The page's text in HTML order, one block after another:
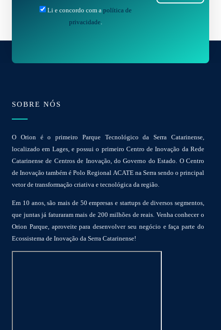
Li e concordo com a política de
privacidade.
SOBRE NÓS
O Orion é o primeiro Parque Tecnológico da Serra Catarinense,
localizado em Lages, e possui o primeiro Centro de Inovação da Rede
Catarinense de Centros de Inovação, do Governo do Estado. O Centro
de Inovação também é Polo Regional ACATE na Serra sendo o principal
vetor de transformação criativa e tecnológica da região.
Em 10 anos, são mais de 50 empresas e startups de diversos segmentos,
que juntas já faturaram mais de 200 milhões de reais. Venha conhecer o
Orion Parque, aproveite para desenvolver seu negócio e faça parte do
Ecossistema de Inovação da Serra Catarinense!